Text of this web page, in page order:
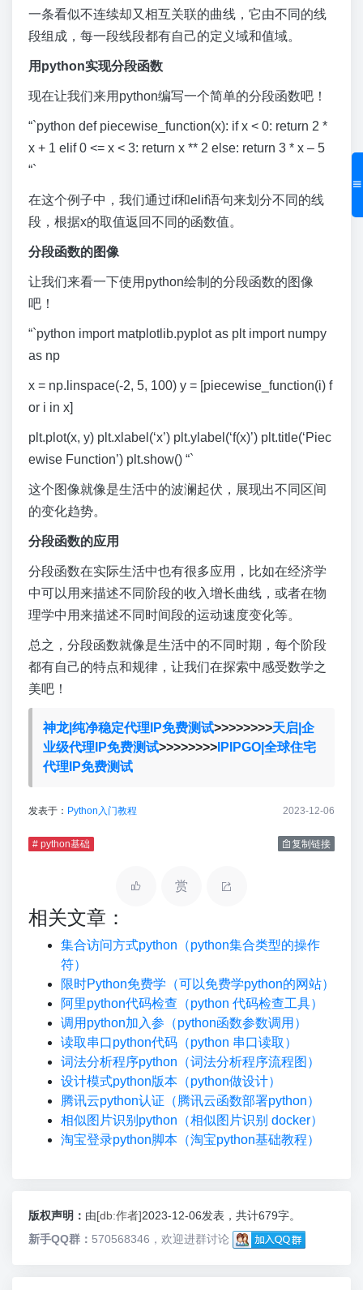
一条看似不连续却又相互关联的曲线，它由不同的线
段组成，每一段线段都有自己的定义域和值域。
用python实现分段函数
现在让我们来用python编写一个简单的分段函数吧！
“`python def piecewise_function(x): if x < 0: return 2 *
x + 1 elif 0 <= x < 3: return x ** 2 else: return 3 * x – 5
“`
在这个例子中，我们通过if和elif语句来划分不同的线
段，根据x的取值返回不同的函数值。
分段函数的图像
让我们来看一下使用python绘制的分段函数的图像
吧！
“`python import matplotlib.pyplot as plt import numpy
as np
x = np.linspace(-2, 5, 100) y = [piecewise_function(i) f
or i in x]
plt.plot(x, y) plt.xlabel(‘x’) plt.ylabel(‘f(x)’) plt.title(‘Piec
ewise Function’) plt.show() “`
这个图像就像是生活中的波澜起伏，展现出不同区间
的变化趋势。
分段函数的应用
分段函数在实际生活中也有很多应用，比如在经济学
中可以用来描述不同阶段的收入增长曲线，或者在物
理学中用来描述不同时间段的运动速度变化等。
总之，分段函数就像是生活中的不同时期，每个阶段
都有自己的特点和规律，让我们在探索中感受数学之
美吧！
神龙|纯净稳定代理IP免费测试>>>>>>>>天启|企
业级代理IP免费测试>>>>>>>>IPIPGO|全球住宅
代理IP免费测试
发表于： Python入门教程 2023-12-06
# python基础 复制链接
赏
相关文章：
集合访问方式python（python集合类型的操作
符）
限时Python免费学（可以免费学python的网站）
阿里python代码检查（python 代码检查工具）
调用python加入参（python函数参数调用）
读取串口python代码（python 串口读取）
词法分析程序python（词法分析程序流程图）
设计模式python版本（python做设计）
腾讯云python认证（腾讯云函数部署python）
相似图片识别python（相似图片识别 docker）
淘宝登录python脚本（淘宝python基础教程）
版权声明： 由[db:作者]2023-12-06发表，共计679字。
新手QQ群： 570568346，欢迎进群讨论